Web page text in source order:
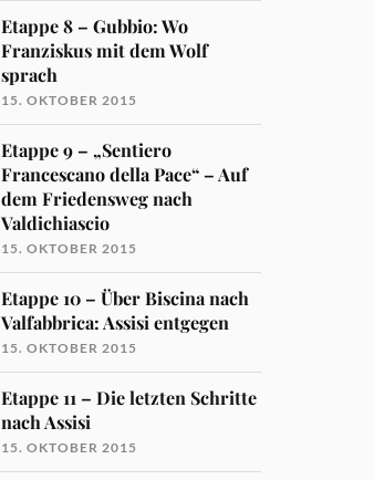
Etappe 8 – Gubbio: Wo
Franziskus mit dem Wolf
sprach
15. OKTOBER 2015
Etappe 9 – „Sentiero
Francescano della Pace“ – Auf
dem Friedensweg nach
Valdichiascio
15. OKTOBER 2015
Etappe 10 – Über Biscina nach
Valfabbrica: Assisi entgegen
15. OKTOBER 2015
Etappe 11 – Die letzten Schritte
nach Assisi
15. OKTOBER 2015